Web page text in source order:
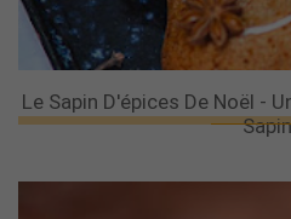
Le Sapin D'épices De Noël -